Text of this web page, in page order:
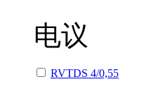
电议
RVTDS 4/0,55